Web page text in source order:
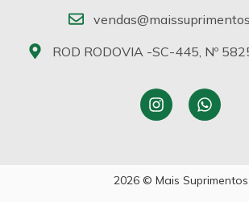
ROD RODOVIA -SC-445, Nº
2026 © Mais Suprimentos